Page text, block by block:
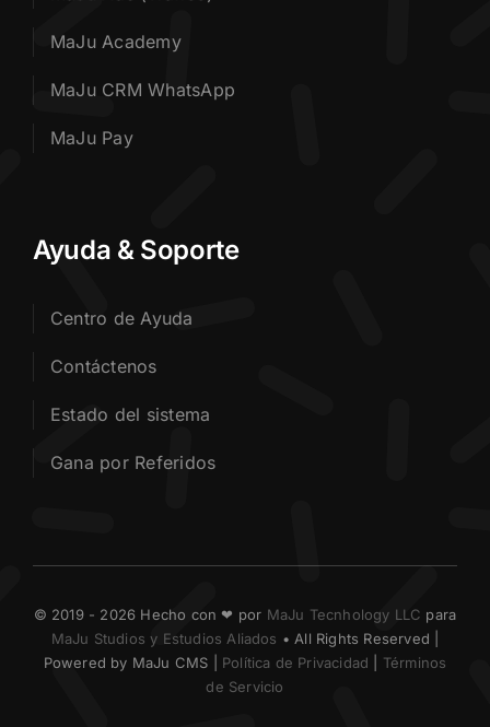
MaJu Academy
MaJu CRM WhatsApp
MaJu Pay
Ayuda & Soporte
Centro de Ayuda
Contáctenos
Estado del sistema
Gana por Referidos
© 2019 - 2026 Hecho con ❤ por MaJu Tecnhology LLC para
MaJu Studios y Estudios Aliados • All Rights Reserved |
Powered by MaJu CMS | Política de Privacidad
Términos
de Servicio